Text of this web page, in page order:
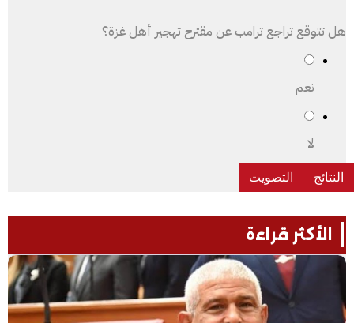
هل تتوقع تراجع ترامب عن مقترح تهجير أهل غزة؟
نعم
لا
الأكثر قراءة